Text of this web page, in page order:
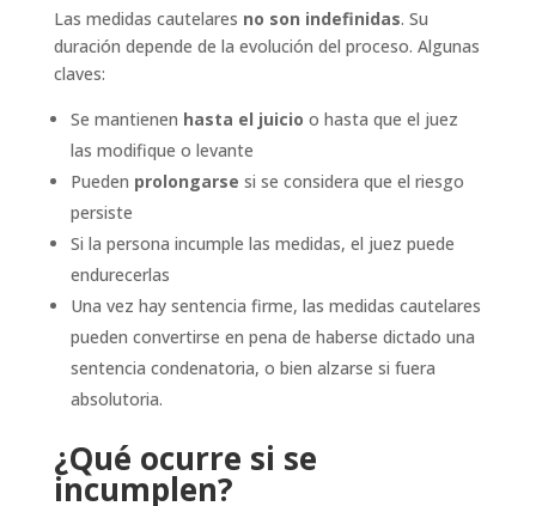
Las medidas cautelares no son indefinidas. Su
duración depende de la evolución del proceso. Algunas
claves:
Se mantienen hasta el juicio o hasta que el juez
las modifique o levante
Pueden prolongarse si se considera que el riesgo
persiste
Si la persona incumple las medidas, el juez puede
endurecerlas
Una vez hay sentencia firme, las medidas cautelares
pueden convertirse en pena de haberse dictado una
sentencia condenatoria, o bien alzarse si fuera
absolutoria.
¿Qué ocurre si se
incumplen?